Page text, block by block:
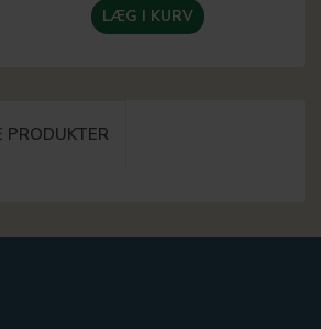
LÆG I KURV
PRODUKTER